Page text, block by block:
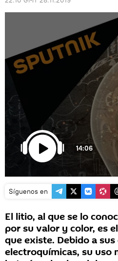
14:06
Síguenos en
El litio, al que se lo
por su valor y color, es
que existe. Debido a
electroquímicas, su uso